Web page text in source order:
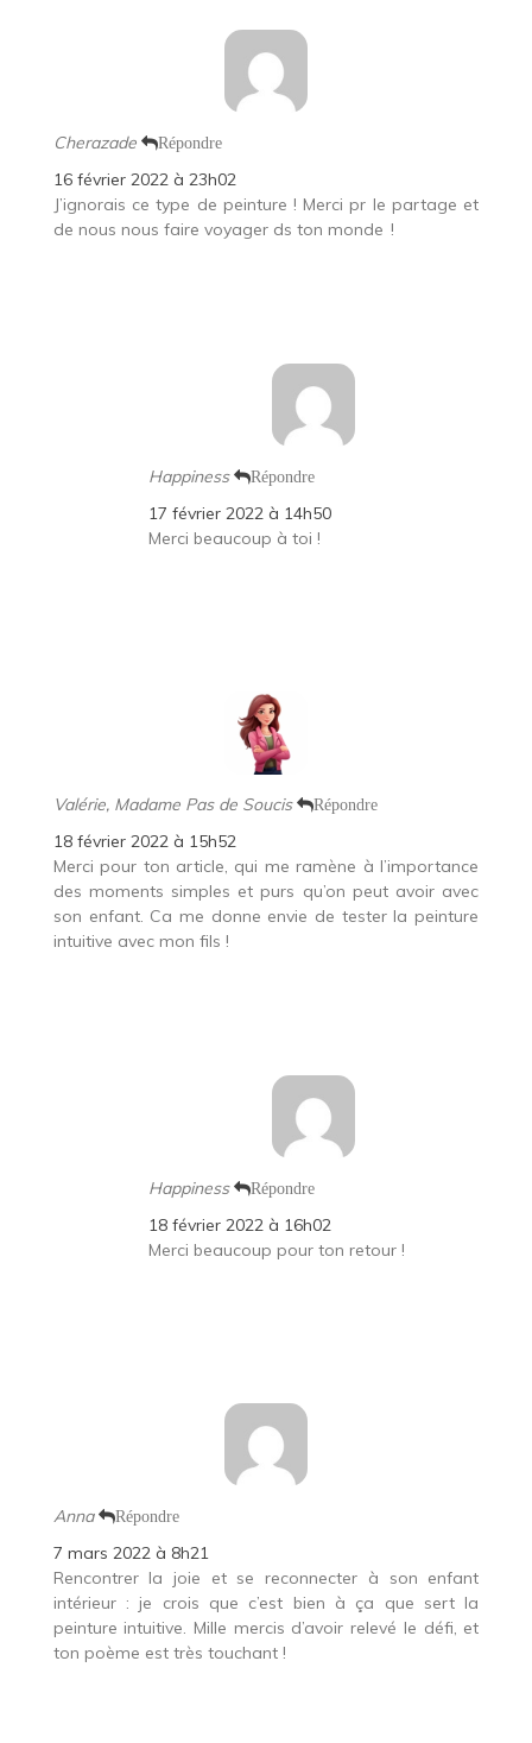
Cherazade Répondre
16 février 2022 à 23h02
J’ignorais ce type de peinture ! Merci pr le partage et
de nous nous faire voyager ds ton monde !
Happiness Répondre
17 février 2022 à 14h50
Merci beaucoup à toi !
Valérie, Madame Pas de Soucis Répondre
18 février 2022 à 15h52
Merci pour ton article, qui me ramène à l’importance
des moments simples et purs qu’on peut avoir avec
son enfant. Ca me donne envie de tester la peinture
intuitive avec mon fils !
Happiness Répondre
18 février 2022 à 16h02
Merci beaucoup pour ton retour !
Anna Répondre
7 mars 2022 à 8h21
Rencontrer la joie et se reconnecter à son enfant
intérieur : je crois que c’est bien à ça que sert la
peinture intuitive. Mille mercis d’avoir relevé le défi, et
ton poème est très touchant !